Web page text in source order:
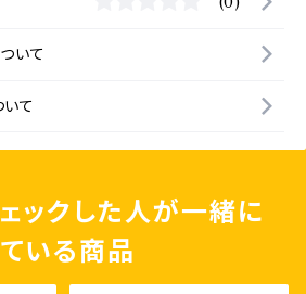
いて
て
ックした人が一緒に
いる商品